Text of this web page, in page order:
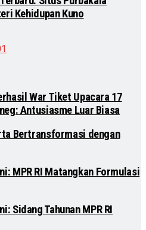
Kehidupan Kuno
War Tiket Upacara 17
Antusiasme Luar Biasa
Bertransformasi dengan
MPR RI Matangkan Formulasi
Sidang Tahunan MPR RI